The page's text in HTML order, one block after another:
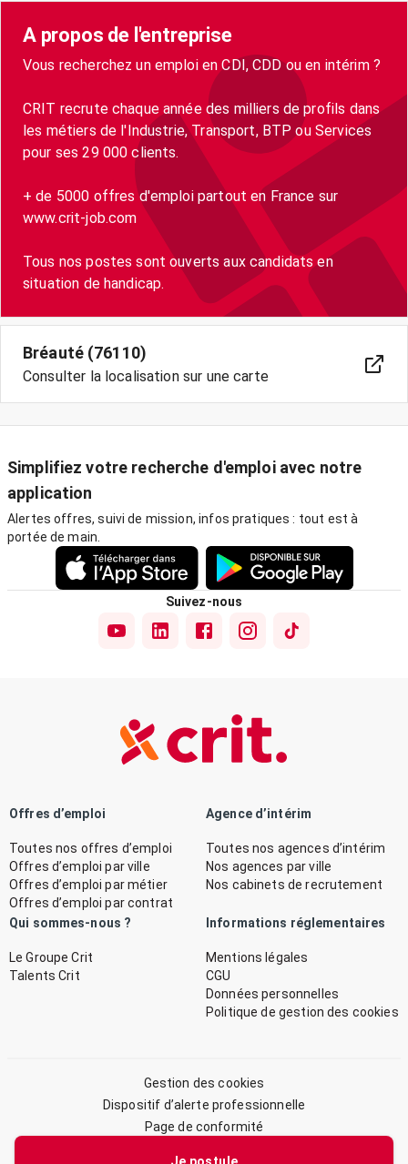
A propos de l'entreprise
Vous recherchez un emploi en CDI, CDD ou en intérim ?
CRIT recrute chaque année des milliers de profils dans
les métiers de l'Industrie, Transport, BTP ou Services
pour ses 29 000 clients.
+ de 5000 offres d'emploi partout en France sur
www.crit-job.com
Tous nos postes sont ouverts aux candidats en
situation de handicap.
Bréauté (76110)
Consulter la localisation sur une carte
Simplifiez votre recherche d'emploi avec notre
application
Alertes offres, suivi de mission, infos pratiques : tout est à
portée de main.
Suivez-nous
Offres d’emploi
Toutes nos offres d’emploi
Offres d’emploi par ville
Offres d’emploi par métier
Offres d’emploi par contrat
Agence d’intérim
Toutes nos agences d’intérim
Nos agences par ville
Nos cabinets de recrutement
Qui sommes-nous ?
Le Groupe Crit
Talents Crit
Informations réglementaires
Mentions légales
CGU
Données personnelles
Politique de gestion des cookies
Gestion des cookies
Dispositif d’alerte professionnelle
Page de conformité